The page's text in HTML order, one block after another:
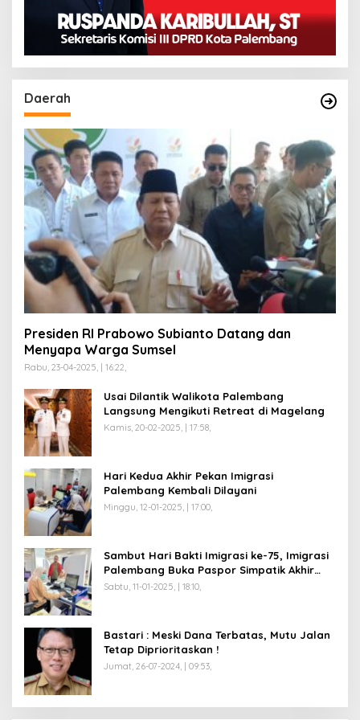
Daerah
Presiden RI Prabowo Subianto Datang dan
Menyapa Warga Sumsel
Rabu, 23-04-2025, | 16:22,
Usai Dilantik Walikota Palembang
Langsung Mengikuti Retreat di Magelang
Kamis, 20-02-2025, | 17:58,
Hari Kedua Akhir Pekan Imigrasi
Palembang Kembali Dilayani
Minggu, 12-01-2025, | 17:00,
Sambut Hari Bakti Imigrasi ke-75, Imigrasi
Palembang Buka Paspor Simpatik Akhir
Pekan
Sabtu, 11-01-2025, | 18:10,
Bastari : Meski Dana Terbatas, Mutu Jalan
Tetap Diprioritaskan !
Jumat, 26-07-2024, | 09:53,